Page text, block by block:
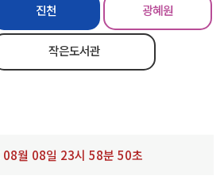
진천 광혜원
작은도서관
08월 08일 23시 58분 50초